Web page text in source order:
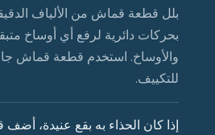
بلل قطعة قماش من الألياف
بحركات دائرية لرفع أي أوساخ
والأوساخ. استخدم قطعة قماش جافة
للتكييف.
إذا كان الحذاء به بقع عنيدة،